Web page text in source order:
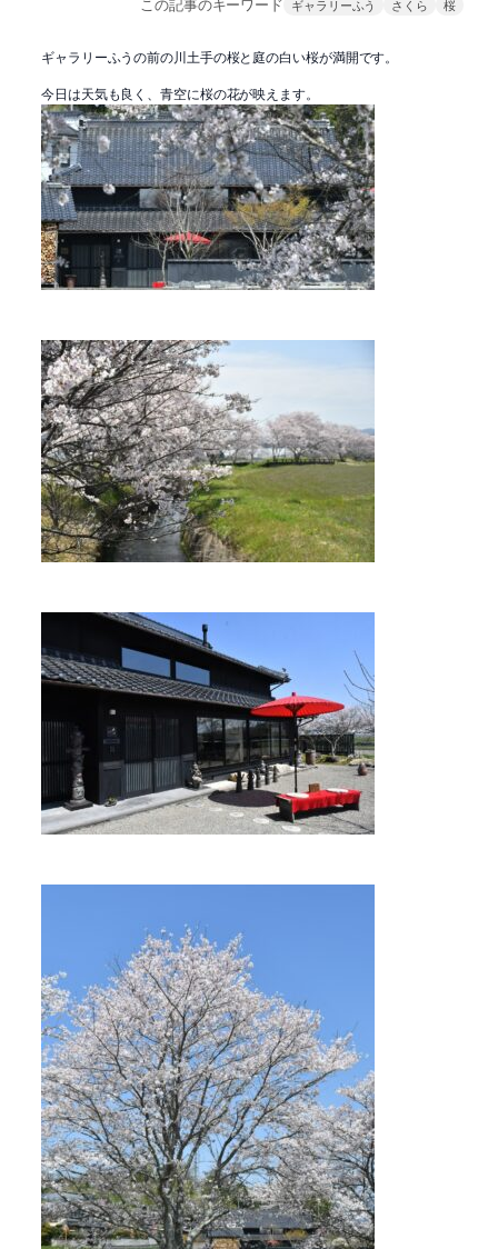
ギャラリーふう さくら 桜
ギャラリーふうの前の川土手の桜と庭の白い桜が満開です。
今日は天気も良く、青空に桜の花が映えます。